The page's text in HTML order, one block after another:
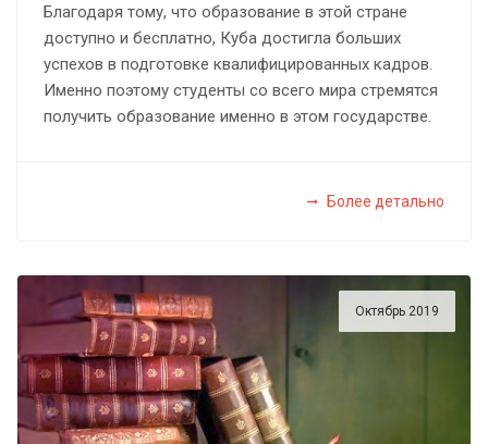
Благодаря тому, что образование в этой стране
доступно и бесплатно, Куба достигла больших
успехов в подготовке квалифицированных кадров.
Именно поэтому студенты со всего мира стремятся
получить образование именно в этом государстве.
Более детально
Октябрь 2019